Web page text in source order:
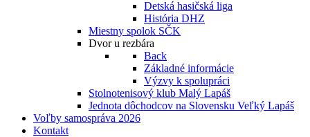
Detská hasičská liga
História DHZ
Miestny spolok SČK
Dvor u rezbára
Back
Základné informácie
Výzvy k spolupráci
Stolnotenisový klub Malý Lapáš
Jednota dôchodcov na Slovensku Veľký Lapáš
Voľby samospráva 2026
Kontakt